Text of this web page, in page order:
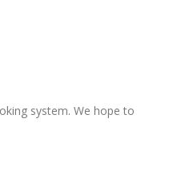
system. We hope to